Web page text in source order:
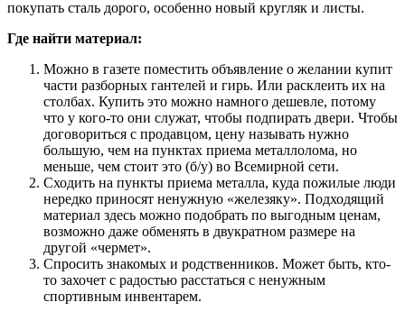
покупать сталь дорого, особенно новый кругляк и листы.
Где найти материал:
Можно в газете поместить объявление о желании купит
части разборных гантелей и гирь. Или расклеить их на
столбах. Купить это можно намного дешевле, потому
что у кого-то они служат, чтобы подпирать двери. Чтобы
договориться с продавцом, цену называть нужно
большую, чем на пунктах приема металлолома, но
меньше, чем стоит это (б/у) во Всемирной сети.
Сходить на пункты приема металла, куда пожилые люди
нередко приносят ненужную «железяку». Подходящий
материал здесь можно подобрать по выгодным ценам,
возможно даже обменять в двукратном размере на
другой «чермет».
Спросить знакомых и родственников. Может быть, кто-
то захочет с радостью расстаться с ненужным
спортивным инвентарем.